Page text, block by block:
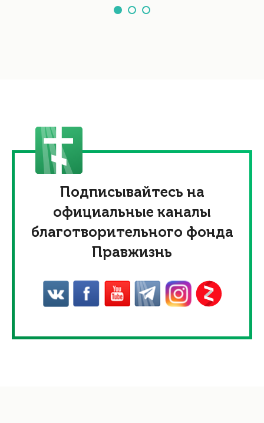
Подписывайтесь на
официальные каналы
благотворительного фонда
Правжизнь